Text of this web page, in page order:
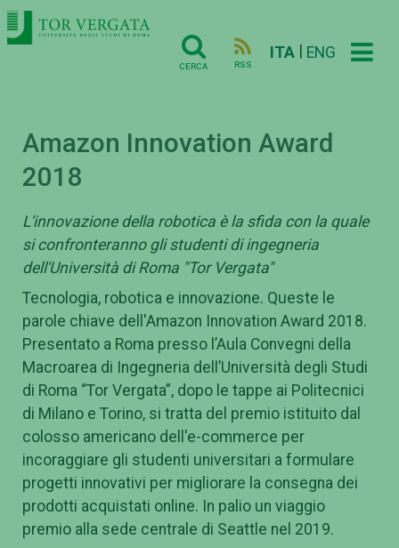
CERCA RSS
ITA ENG
Amazon Innovation Award
2018
L'innovazione della robotica è la sfida con la quale
si confronteranno gli studenti di ingegneria
dell'Università di Roma "Tor Vergata"
Tecnologia, robotica e innovazione. Queste le
parole chiave dell'Amazon Innovation Award 2018.
Presentato a Roma presso l’Aula Convegni della
Macroarea di Ingegneria dell’Università degli Studi
di Roma “Tor Vergata”, dopo le tappe ai Politecnici
di Milano e Torino, si tratta del premio istituito dal
colosso americano dell'e-commerce per
incoraggiare gli studenti universitari a formulare
progetti innovativi per migliorare la consegna dei
prodotti acquistati online. In palio un viaggio
premio alla sede centrale di Seattle nel 2019.